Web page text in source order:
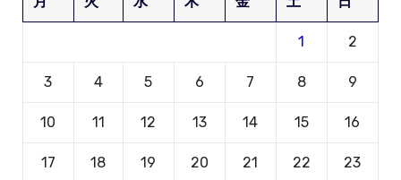
1 2
3 4 5 6 7 8 9
10 11 12 13 14 15 16
17 18 19 20 21 22 23